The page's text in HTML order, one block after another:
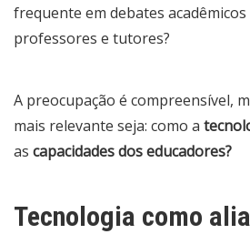
frequente em debates
professores e tutores?
A preocupação é compreensível,
mais relevante seja: como a
as capacidades dos educadores?
Tecnologia como